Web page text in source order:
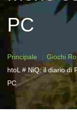
PC
Principale
Giochi
htoL # NiQ: il diario di
PC